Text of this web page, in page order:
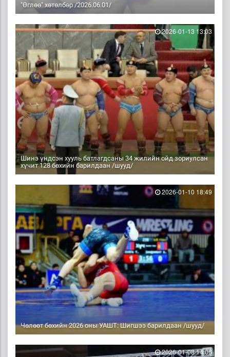
"Өглөө" хөтөлбөр /2026.06.01/
Шинэ үндсэн хууль батлагдсаны 34 жилийн ойд зориулсан
хүчит 128 бөхийн барилдаан /шууд/
2026-01-13 13:03
Чөлөөт бөхийн 2026 оны УАШТ: Шигшээ барилдаан /шууд/
2026-01-10 18:49
2026-01-08 14:06